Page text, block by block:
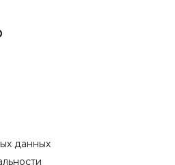
данных